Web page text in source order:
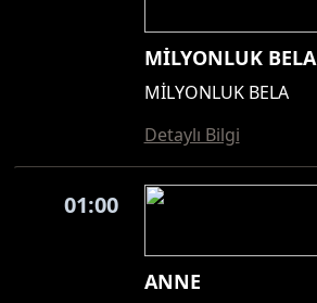
MİLYONLUK BELA
MİLYONLUK BELA
Detaylı Bilgi
01:00
ANNE